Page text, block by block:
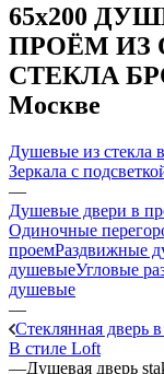
65x200
ПРОЁМ ИЗ
СТЕКЛА
Москве
Душевые из стекла
Зеркала с
—
Душевые двери в
Одиночные
проемРаздвижные
душевыеУгловые
душевые
—
Стеклянная дверь
В стиле Loft
—Душевая дверь